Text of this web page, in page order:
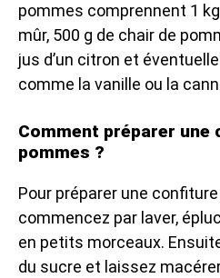
pommes comprennent 1
mûr, 500 g de chair de
jus d’un citron et
comme la vanille ou la
Comment préparer
pommes ?
Pour préparer une
commencez par laver,
en petits morceaux.
du sucre et laissez